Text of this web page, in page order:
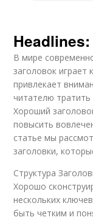
Зубов в
Зубов с
Headlines:
В мире
заголовок
привлекает
читателю
Хороший
повысить
статье мы
заголовки,
Структура
Хорошо
нескольких
быть четким и